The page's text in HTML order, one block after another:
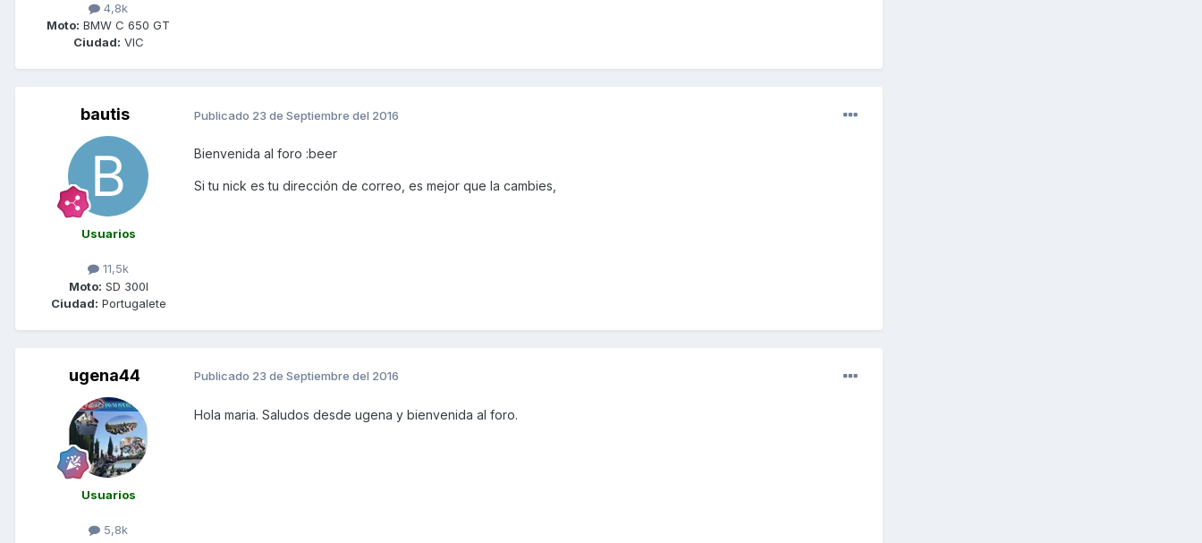
4,8k
Moto: BMW C 650 GT
Ciudad: VIC
bautis
Usuarios
11,5k
Moto: SD 300I
Ciudad: Portugalete
Publicado 23 de Septiembre del 2016
Bienvenida al foro :beer
Si tu nick es tu dirección de correo, es mejor que la cambies,
ugena44
Usuarios
5,8k
Publicado 23 de Septiembre del 2016
Hola maria. Saludos desde ugena y bienvenida al foro.